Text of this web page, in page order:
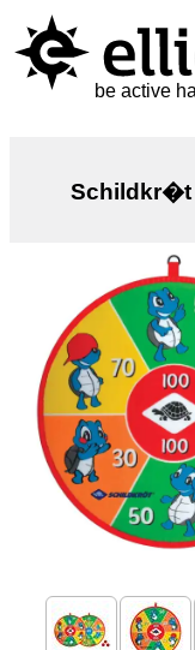
be active
Schildkr�t